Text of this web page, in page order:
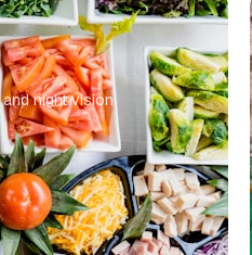
night vision